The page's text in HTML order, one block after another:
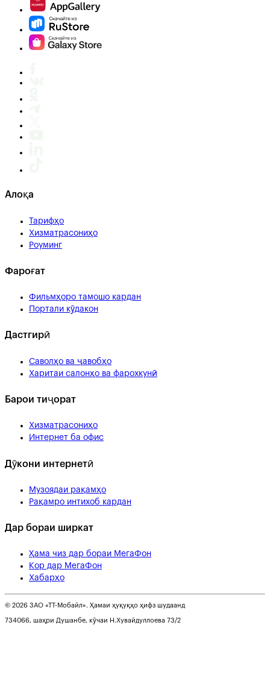
Алоқа
Тарифҳо
Хизматрасониҳо
Роуминг
Фароғат
Фильмҳоро тамошо кардан
Портали кӯдакон
Дастгирӣ
Саволҳо ва ҷавобҳо
Харитаи салонҳо ва фарохкунӣ
Барои тиҷорат
Хизматрасониҳо
Интернет ба офис
Дӯкони интернетӣ
Музоядаи рақамҳо
Рақамро интихоб кардан
Дар бораи ширкат
Ҳама чиз дар бораи МегаФон
Кор дар МегаФон
Хабарҳо
© 2026 ЗАО «ТТ-Мобайл». Ҳамаи ҳуқуқҳо ҳифз шудаанд
734066, шаҳри Душанбе, кӯчаи Н.Хувайдуллоева 73/2